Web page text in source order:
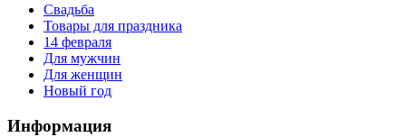
Свадьба
Товары для праздника
14 февраля
Для мужчин
Для женщин
Новый год
Информация